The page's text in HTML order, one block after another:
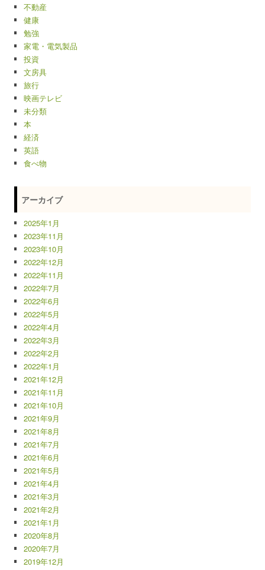
不動産
健康
勉強
家電・電気製品
投資
文房具
旅行
映画テレビ
未分類
本
経済
英語
食べ物
アーカイブ
2025年1月
2023年11月
2023年10月
2022年12月
2022年11月
2022年7月
2022年6月
2022年5月
2022年4月
2022年3月
2022年2月
2022年1月
2021年12月
2021年11月
2021年10月
2021年9月
2021年8月
2021年7月
2021年6月
2021年5月
2021年4月
2021年3月
2021年2月
2021年1月
2020年8月
2020年7月
2019年12月